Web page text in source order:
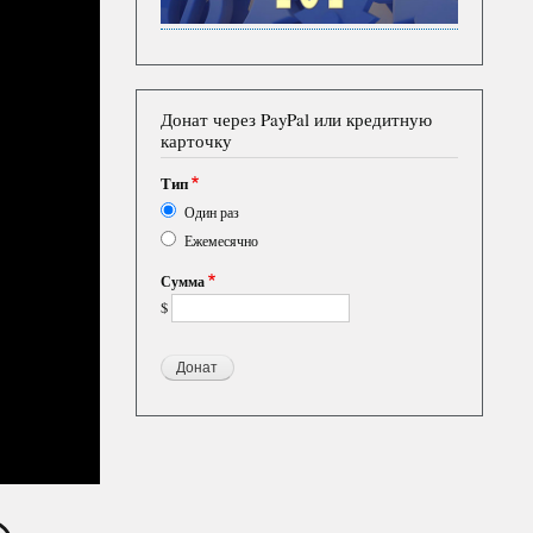
Донат через PayPal или кредитную
карточку
Тип
Один раз
Ежемесячно
Сумма
$